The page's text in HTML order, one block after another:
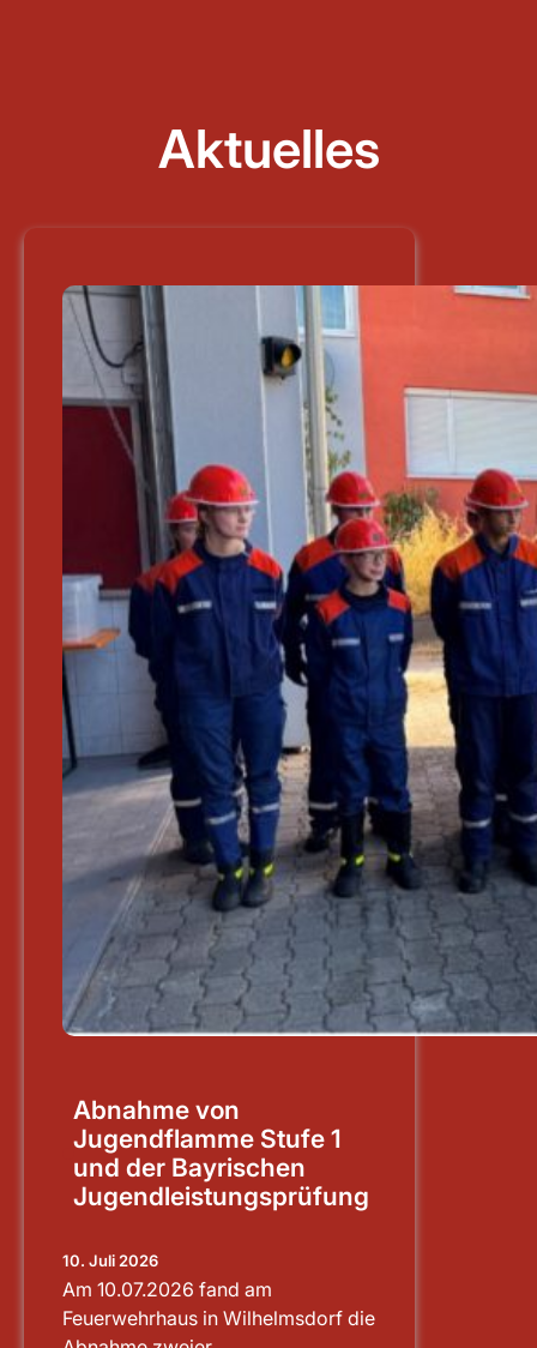
Aktuelles
Abnahme von
Jugendflamme Stufe 1
und der Bayrischen
Jugendleistungsprüfung
10. Juli 2026
Am 10.07.2026 fand am
Feuerwehrhaus in Wilhelmsdorf die